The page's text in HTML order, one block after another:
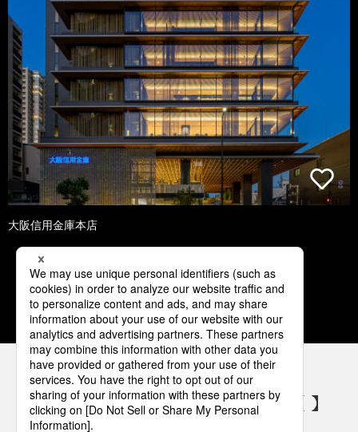
大阪信用金庫本店
1 2 3 4 5
パナソニックの電気設備 SNSアカウント